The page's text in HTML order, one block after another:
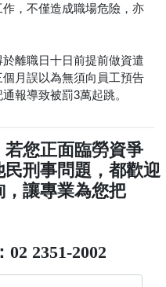
，不僅造成職場危險，亦
離職日十日前提前做資遣
月誤以為無須向員工預告
報導致被罰3萬起跳。
若您正面臨勞資爭
刑事問題，都歡迎
讓專業為您把
2351-2002